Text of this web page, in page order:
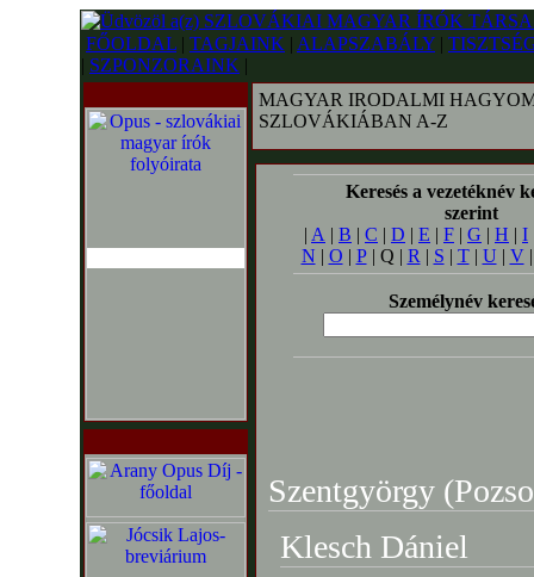
FŐOLDAL | TAGJAINK | ALAPSZABÁLY |
| SZPONZORAINK |
MAGYAR IRODALMI
SZLOVÁKIÁBAN A-Z
Keresés a vezetéknév
szerint
| A | B | C | D | E | F | G | H | I
N | O | P| Q | R | S | T| U | V
Személynév
Szentgyörgy
Klesch Dániel